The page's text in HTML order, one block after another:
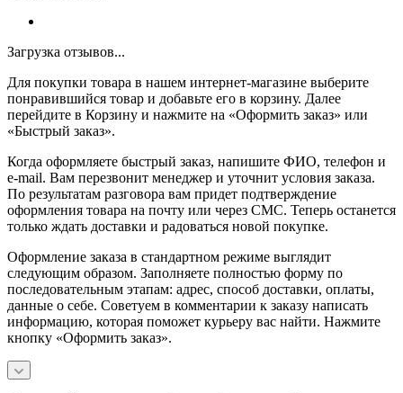
Загрузка отзывов...
Для покупки товара в нашем интернет-магазине выберите
понравившийся товар и добавьте его в корзину. Далее
перейдите в Корзину и нажмите на «Оформить заказ» или
«Быстрый заказ».
Когда оформляете быстрый заказ, напишите ФИО, телефон и
e-mail. Вам перезвонит менеджер и уточнит условия заказа.
По результатам разговора вам придет подтверждение
оформления товара на почту или через СМС. Теперь останется
только ждать доставки и радоваться новой покупке.
Оформление заказа в стандартном режиме выглядит
следующим образом. Заполняете полностью форму по
последовательным этапам: адрес, способ доставки, оплаты,
данные о себе. Советуем в комментарии к заказу написать
информацию, которая поможет курьеру вас найти. Нажмите
кнопку «Оформить заказ».